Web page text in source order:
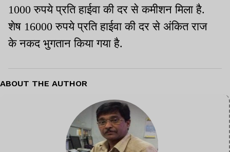
1000 रुपये प्रति हाईवा की दर से कमीशन मिला है.
शेष 16000 रुपये प्रति हाईवा की दर से अंकित राज
के नकद भुगतान किया गया है.
ABOUT THE AUTHOR